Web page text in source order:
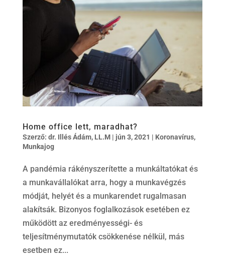
Home office lett, maradhat?
Szerző: dr. Illés Ádám, LL.M| jún 3, 2021 | Koronavírus,
Munkajog
A pandémia rákényszerítette a munkáltatókat és
a munkavállalókat arra, hogy a munkavégzés
módját, helyét és a munkarendet rugalmasan
alakítsák. Bizonyos foglalkozások esetében ez
működött az eredményességi- és
teljesítménymutatók csökkenése nélkül, más
esetben ez...